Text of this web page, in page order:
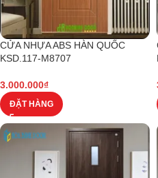
CỬA NHỰA ABS HÀN QUỐC
KSD.117-M8707
3.000.000₫
ĐẶT HÀNG